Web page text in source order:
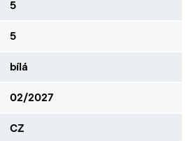
5
5
bílá
02/2027
CZ